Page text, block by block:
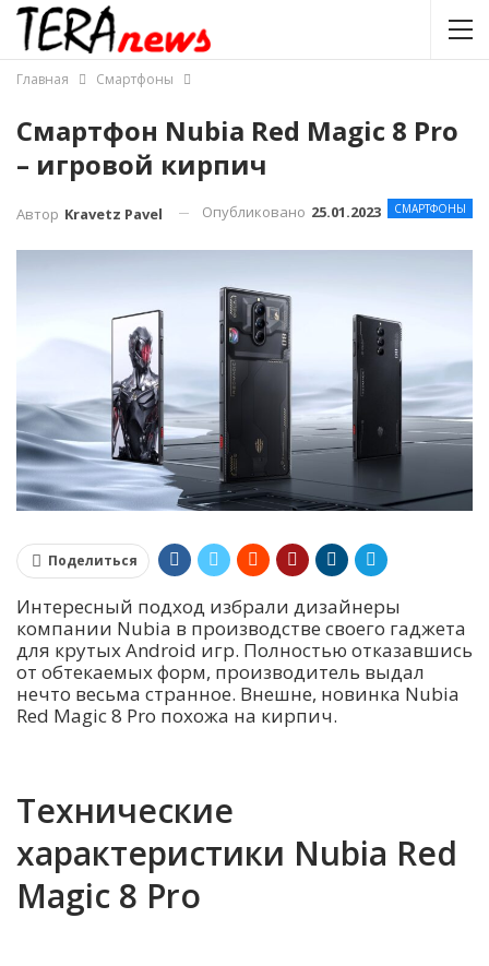
Главная Смартфоны
Смартфон Nubia Red Magic 8 Pro
– игровой кирпич
СМАРТФОНЫ
Автор Kravetz Pavel Опубликовано 25.01.2023
Поделиться
Интересный подход избрали дизайнеры
компании Nubia в производстве своего гаджета
для крутых Android игр. Полностью отказавшись
от обтекаемых форм, производитель выдал
нечто весьма странное. Внешне, новинка Nubia
Red Magic 8 Pro похожа на кирпич.
Технические
характеристики Nubia Red
Magic 8 Pro